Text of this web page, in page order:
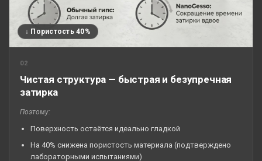
↓ Пористость 40%
02
Чистая структура — быстрая и безупречная
затирка
Поэтому:
Поверхность остаётся идеально гладкой
На 40% снижена пористость материала (подтверждено
лабораторными испытаниями)